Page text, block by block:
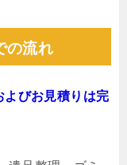
の流れ
よびお見積りは完